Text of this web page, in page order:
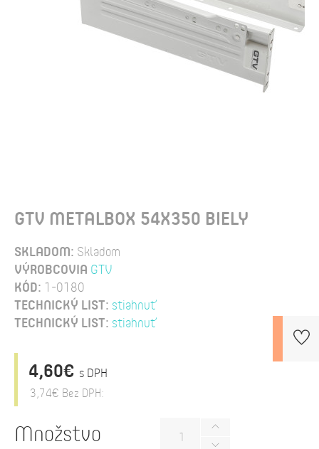
GTV METALBOX 54X350 BIELY
SKLADOM: Skladom
VÝROBCOVIA GTV
KÓD: 1-0180
TECHNICKÝ LIST: stiahnuť
TECHNICKÝ LIST: stiahnuť
4,60€ s DPH
3,74€ Bez DPH:
Množstvo